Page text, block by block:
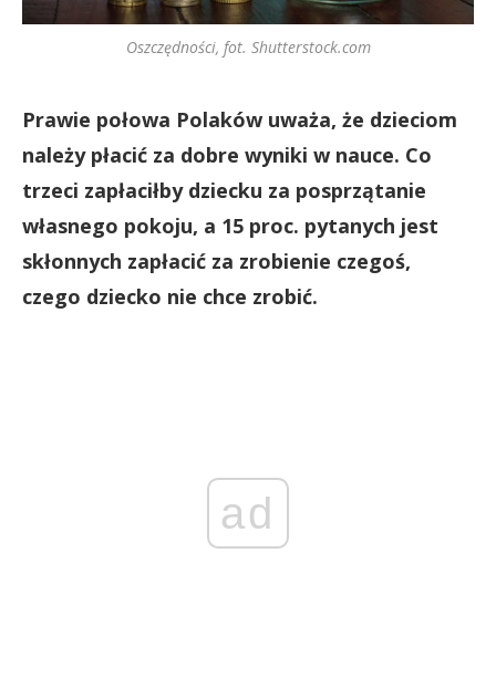
Oszczędności, fot. Shutterstock.com
Prawie połowa Polaków uważa, że dzieciom
należy płacić za dobre wyniki w nauce. Co
trzeci zapłaciłby dziecku za posprzątanie
własnego pokoju, a 15 proc. pytanych jest
skłonnych zapłacić za zrobienie czegoś,
czego dziecko nie chce zrobić.
ad